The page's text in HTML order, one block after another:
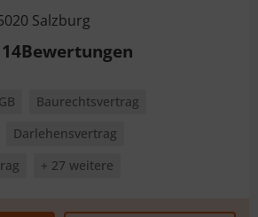
Salzburg
14Bewertungen
Baurechtsvertrag
Darlehensvertrag
+ 27 weitere